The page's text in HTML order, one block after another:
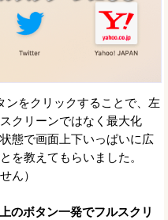
ンをクリックすることで、左
クリーンではなく最大化
態で画面上下いっぱいに広
を教えてもらいました。
ん）
のボタン一発でフルスクリ